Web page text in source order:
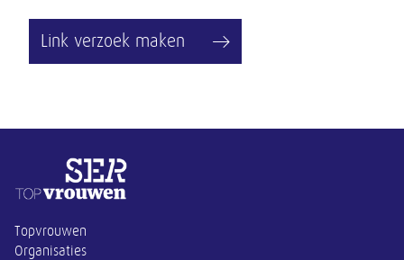
Link verzoek maken
Overige informatie
Topvrouwen
Organisaties